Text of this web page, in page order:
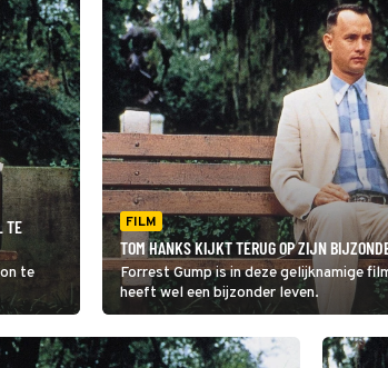
TE
te
FILM
TOM HANKS KIJKT TERUG OP ZIJN
Forrest Gump is in deze gelijknamige
heeft wel een bijzonder leven.